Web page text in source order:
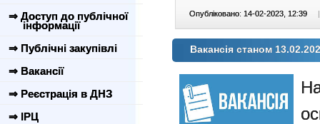
⇒ Доступ до публічної
інформації
⇒ Публічні закупівлі
⇒ Вакансії
⇒ Реєстрація в ДНЗ
⇒ ІРЦ
Опубліковано: 14-02-2023, 12:39 |
Вакансія станом